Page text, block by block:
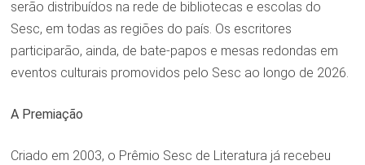
serão distribuídos na rede de bibliotecas e escolas do
Sesc, em todas as regiões do país. Os escritores
participarão, ainda, de bate-papos e mesas redondas em
eventos culturais promovidos pelo Sesc ao longo de 2026.
A Premiação
Criado em 2003, o Prêmio Sesc de Literatura já recebeu